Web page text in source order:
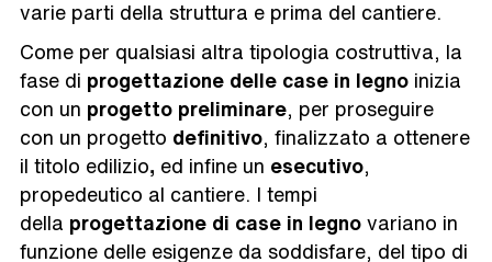
varie parti della struttura e prima del cantiere.
Come per qualsiasi altra tipologia costruttiva, la
fase di progettazione delle case in legno inizia
con un progetto preliminare , per proseguire
con un progetto definitivo , finalizzato a ottenere
il titolo edilizio, ed infine un esecutivo
propedeutico al cantiere. I tempi
della progettazione di case in legno variano in
funzione delle esigenze da soddisfare, del tipo di